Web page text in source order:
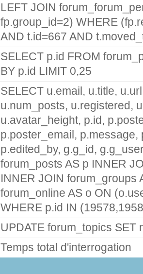
LEFT JOIN
fp.group_id=2) WHERE
AND t.id=667 AND
SELECT p.id FROM
BY p.id LIMIT 0,25
SELECT u.email, u.title,
u.num_posts, u.registered,
u.avatar_height, p.id,
p.poster_email,
p.edited_by, g.g_id,
forum_posts AS p INNER
INNER JOIN forum_groups
forum_online AS o ON
WHERE p.id IN
UPDATE forum_topics
Temps total d'interrogation